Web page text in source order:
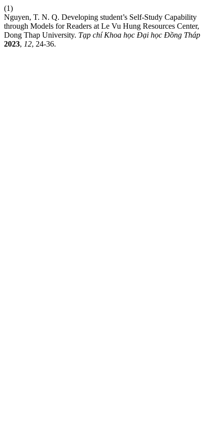
(1)
Nguyen, T. N. Q. Developing student’s Self-Study Capability
through Models for Readers at Le Vu Hung Resources Center,
Dong Thap University. Tạp chí Khoa học Đại học Đồng Tháp
2023, 12, 24-36.